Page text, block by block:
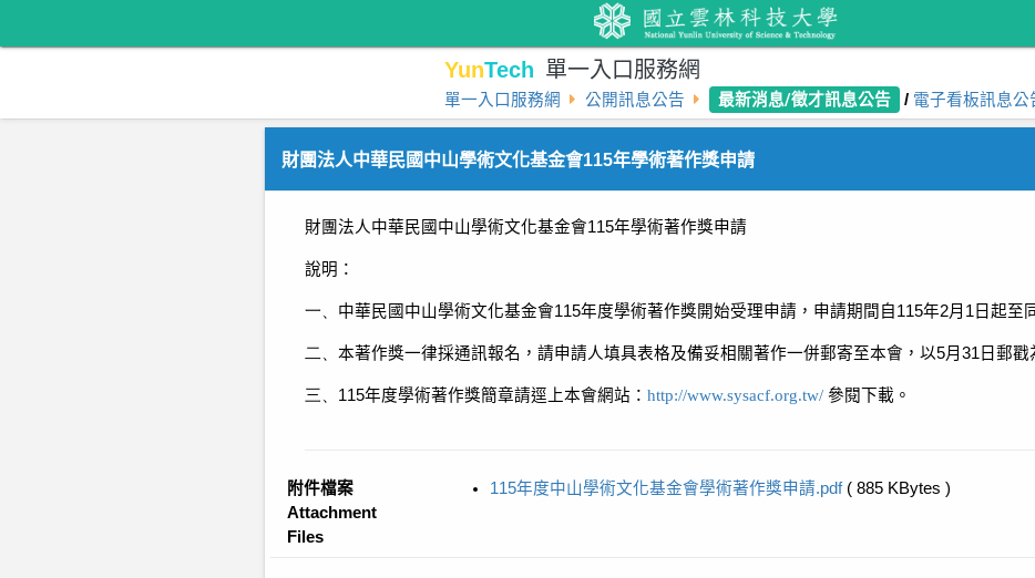
YunTech 單一入口服務網
單一入口服務網 公開訊息公告 最新消息/徵才訊息公告 / 電子看板訊息公
財團法人中華民國中山學術文化基金會115年學術著作獎申請
財團法人中華民國中山學術文化基金會115年學術著作獎申請
說明 ：
一、 中華民國中山學術文化基金會115年度學術著作獎開始受理申請，申請期間自 115年2月 1 日起至
二、 本著作獎一律採通訊報名，請申請人填具表格及備妥相關著作一併郵寄至本會，以5月 31 日郵戳
三、 115年度學術著作獎簡章請逕上本會網站 ： http://www.sysacf.org.tw/ 參閱下載。
附件檔案
Attachment
Files
115年度中山學術文化基金會學術著作獎申請.pdf ( 885 KBytes )